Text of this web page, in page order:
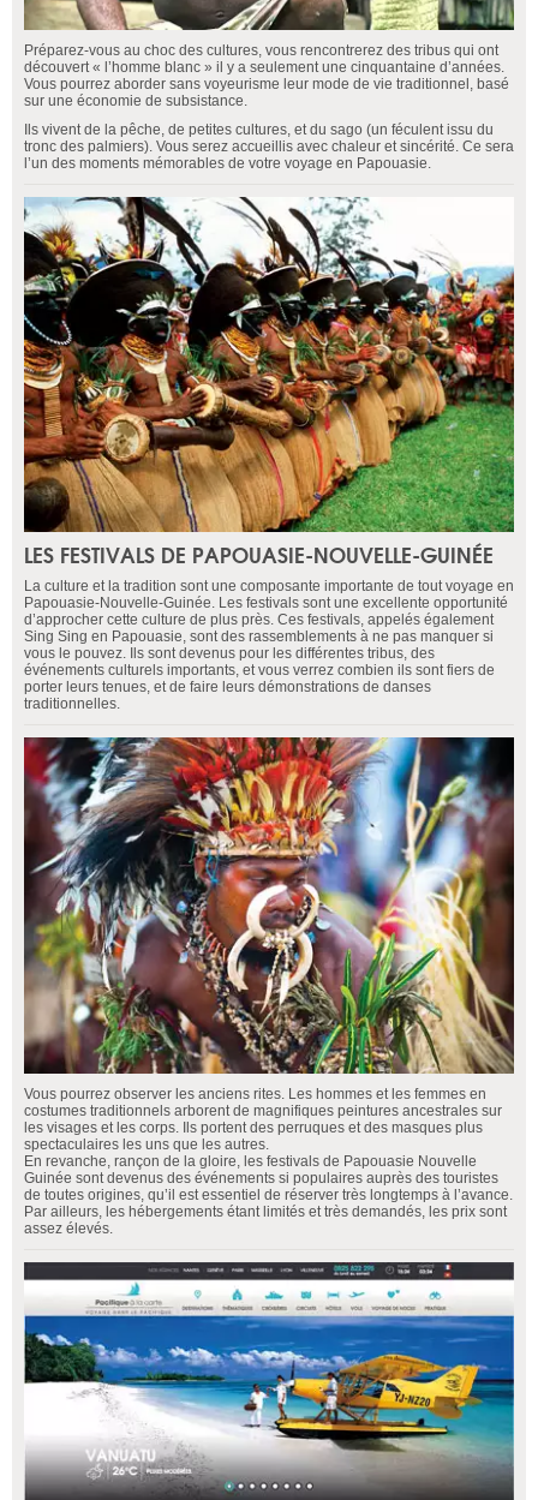
Préparez-vous au choc des cultures, vous rencontrerez des tribus qui ont
découvert « l’homme blanc » il y a seulement une cinquantaine d’années.
Vous pourrez aborder sans voyeurisme leur mode de vie traditionnel, basé
sur une économie de subsistance.
Ils vivent de la pêche, de petites cultures, et du sago (un féculent issu du
tronc des palmiers). Vous serez accueillis avec chaleur et sincérité. Ce sera
l’un des moments mémorables de votre voyage en Papouasie.
LES FESTIVALS DE PAPOUASIE-NOUVELLE-GUINÉE
La culture et la tradition sont une composante importante de tout voyage en
Papouasie-Nouvelle-Guinée. Les festivals sont une excellente opportunité
d’approcher cette culture de plus près. Ces festivals, appelés également
Sing Sing en Papouasie, sont des rassemblements à ne pas manquer si
vous le pouvez. Ils sont devenus pour les différentes tribus, des
événements culturels importants, et vous verrez combien ils sont fiers de
porter leurs tenues, et de faire leurs démonstrations de danses
traditionnelles.
Vous pourrez observer les anciens rites. Les hommes et les femmes en
costumes traditionnels arborent de magnifiques peintures ancestrales sur
les visages et les corps. Ils portent des perruques et des masques plus
spectaculaires les uns que les autres.
En revanche, rançon de la gloire, les festivals de Papouasie Nouvelle
Guinée sont devenus des événements si populaires auprès des touristes
de toutes origines, qu’il est essentiel de réserver très longtemps à l’avance.
Par ailleurs, les hébergements étant limités et très demandés, les prix sont
assez élevés.